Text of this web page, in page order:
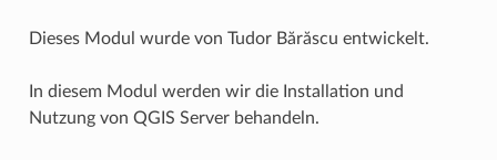
Dieses Modul wurde von Tudor Bărăscu entwickelt.
In diesem Modul werden wir die Installation und
Nutzung von QGIS Server behandeln.